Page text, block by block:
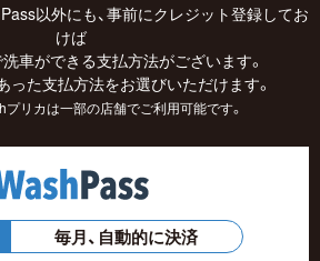
以外にも、事前にクレジット登録してお
けば
車ができる支払方法がございます。
った支払方法をお選びいただけます。
プリカは一部の店舗でご利用可能です。
毎月、自動的に決済